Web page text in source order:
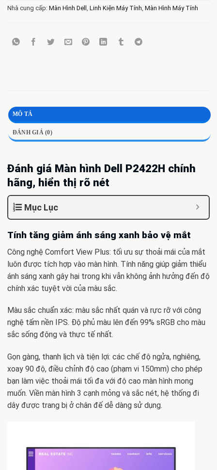
Nhà cung cấp: Màn Hình Dell , Linh Kiện Máy Tính, Màn Hình Máy Tính
MÔ TẢ
ĐÁNH GIÁ (0)
Đánh giá Màn hình Dell P2422H chính
hãng, hiển thị rõ nét
Mục Lục
Tính tăng giảm ánh sáng xanh bảo vệ mắt
Công nghệ Comfort View Plus: tối ưu sự thoải mái của mắt
luôn được tích hợp vào màn hình. Tính năng giúp giảm thiểu
ánh sáng xanh gây hại trong khi vẫn không ảnh hưởng đến độ
chính xác tuyệt vời của màu sắc.
Màu sắc chuẩn xác: màu sắc nhất quán và rực rỡ với công
nghệ tấm nền IPS. Độ phủ màu lên đến 99% sRGB cho màu
sắc sống động và thực tế nhất.
Gọn gàng, thanh lịch và tiện lợi: các chế độ ngửa, nghiêng,
xoay 90 độ, điều chỉnh độ cao (phạm vi 150mm) cho phép
bạn làm việc thoải mái tối đa với độ cao màn hình mong
muốn. Viền màn hình 3 cạnh mỏng và sắc nét, hệ thống đi
dây được trang bị ở chân đế dễ dàng sử dụng.